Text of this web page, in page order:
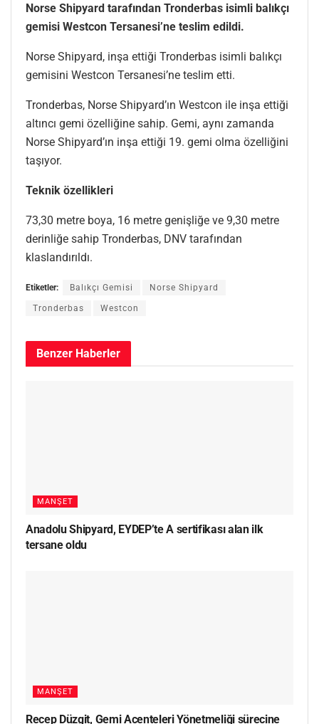
Norse Shipyard tarafından Tronderbas isimli balıkçı
gemisi Westcon Tersanesi’ne teslim edildi.
Norse Shipyard, inşa ettiği Tronderbas isimli balıkçı
gemisini Westcon Tersanesi’ne teslim etti.
Tronderbas, Norse Shipyard’ın Westcon ile inşa ettiği
altıncı gemi özelliğine sahip. Gemi, aynı zamanda
Norse Shipyard’ın inşa ettiği 19. gemi olma özelliğini
taşıyor.
Teknik özellikleri
73,30 metre boya, 16 metre genişliğe ve 9,30 metre
derinliğe sahip Tronderbas, DNV tarafından
klaslandırıldı.
Etiketler: Balıkçı Gemisi Norse Shipyard
Tronderbas Westcon
Benzer Haberler
MANŞET
Anadolu Shipyard, EYDEP’te A sertifikası alan ilk
tersane oldu
MANŞET
Recep Düzgit, Gemi Acenteleri Yönetmeliği sürecine